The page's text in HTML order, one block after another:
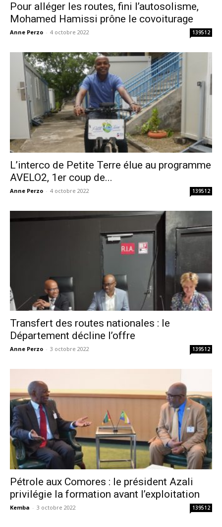
Pour alléger les routes, fini l’autosolisme,
Mohamed Hamissi prône le covoiturage
Anne Perzo - 4 octobre 2022 139512
L’interco de Petite Terre élue au programme
AVELO2, 1er coup de...
Anne Perzo - 4 octobre 2022 139512
Transfert des routes nationales : le
Département décline l’offre
Anne Perzo - 3 octobre 2022 139512
Pétrole aux Comores : le président Azali
privilégie la formation avant l’exploitation
Kemba - 3 octobre 2022 139512